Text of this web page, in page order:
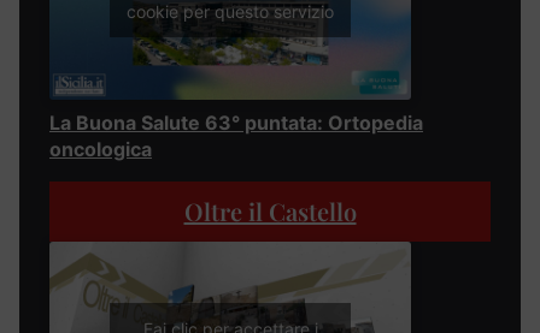
cookie per questo servizio
La Buona Salute 63° puntata: Ortopedia
oncologica
Oltre il Castello
Fai clic per accettare i